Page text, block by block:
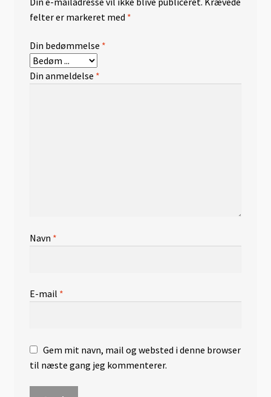
felter er markeret med *
Din bedømmelse *
Din anmeldelse *
Navn *
E-mail *
Gem mit navn, mail og websted i denne browser
til næste gang jeg kommenterer.